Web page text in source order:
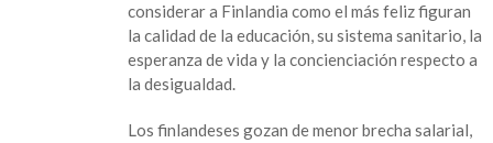
considerar a Finlandia como el más feliz figuran
la calidad de la educación, su sistema sanitario, la
esperanza de vida y la concienciación respecto a
la desigualdad.
Los finlandeses gozan de menor brecha salarial,